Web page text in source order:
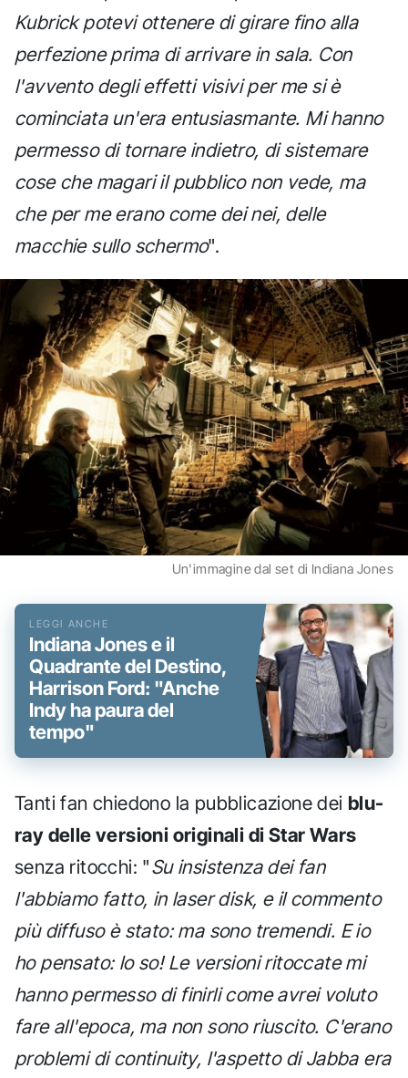
Kubrick potevi ottenere di girare fino alla
perfezione prima di arrivare in sala. Con
l'avvento degli effetti visivi per me si è
cominciata un'era entusiasmante. Mi hanno
permesso di tornare indietro, di sistemare
cose che magari il pubblico non vede, ma
che per me erano come dei nei, delle
macchie sullo schermo".
Un'immagine dal set di Indiana Jones
Indiana Jones e il
Quadrante del Destino,
Harrison Ford: "Anche
Indy ha paura del
tempo"
Tanti fan chiedono la pubblicazione dei blu-
ray delle versioni originali di Star Wars
senza ritocchi: "Su insistenza dei fan
l'abbiamo fatto, in laser disk, e il commento
più diffuso è stato: ma sono tremendi. E io
ho pensato: lo so! Le versioni ritoccate mi
hanno permesso di finirli come avrei voluto
fare all'epoca, ma non sono riuscito. C'erano
problemi di continuity, l'aspetto di Jabba era